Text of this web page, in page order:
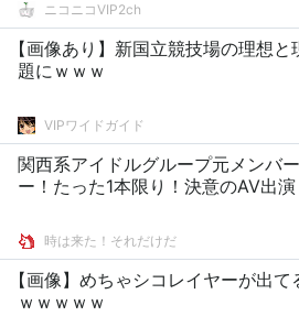
ニコニコVIP2ch
【画像あり】新国立競技場の理想
題にｗｗｗ
VIPワイドガイド
関西系アイドルグループ元メンバ
ー！たった1本限り！決意のAV出演
時は来た！それだけだ
【画像】めちゃシコレイヤーが出
ｗｗｗｗｗ